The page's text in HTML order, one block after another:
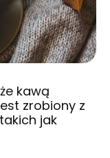
kawą
zrobiony z
jak